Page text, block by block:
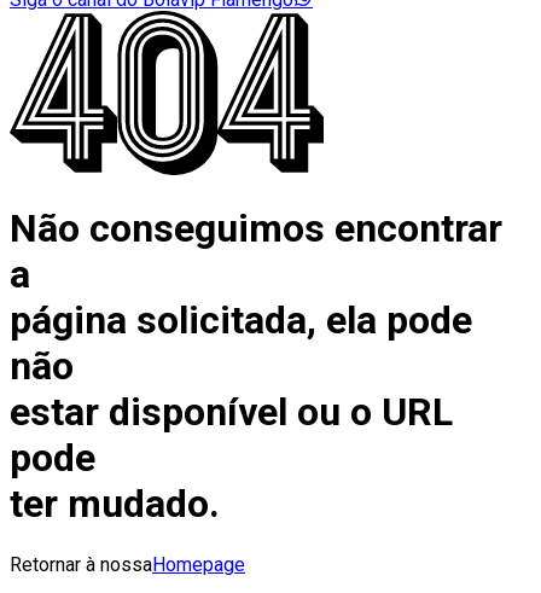
Não conseguimos encontrar
a
página solicitada, ela pode
não
estar disponível ou o URL
pode
ter mudado.
Retornar à nossaHomepage